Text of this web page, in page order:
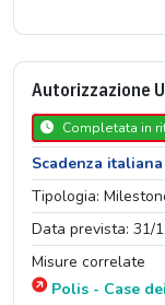
Autorizzazione
Completata in
Scadenza italiana
Tipologia:
Data prevista: 31/
Misure correlate
Polis - Case